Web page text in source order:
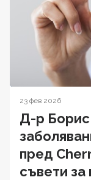
23 фев 2026
Д-р
пред
съвети за